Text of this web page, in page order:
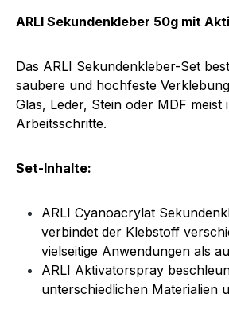
ARLI Sekundenkleber 50g mit
Das ARLI Sekundenkleber-Set
saubere und hochfeste
Glas, Leder, Stein oder MDF
Arbeitsschritte.
Set-Inhalte:
ARLI Cyanoacrylat
verbindet der Klebstoff
vielseitige Anwendungen als
ARLI Aktivatorspray
unterschiedlichen Materialien